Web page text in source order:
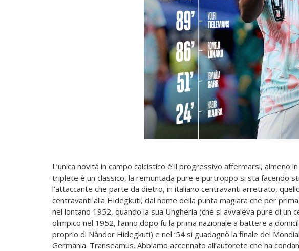
L’unica novità in campo calcistico è il progressivo affermarsi, almeno
triplete è un classico, la remuntada pure e purtroppo si sta facendo
l’attaccante che parte da dietro, in italiano centravanti arretrato,
centravanti alla Hidegkuti, dal nome della punta magiara che per
nel lontano 1952, quando la sua Ungheria (che si avvaleva pure di un
olimpico nel 1952, l’anno dopo fu la prima nazionale a battere a
proprio di Nàndor Hidegkuti) e nel ‘54 si guadagnò la finale dei
Germania. Transeamus. Abbiamo accennato all’autorete che ha